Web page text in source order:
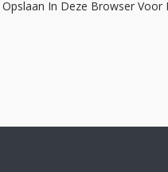
In Deze Browser